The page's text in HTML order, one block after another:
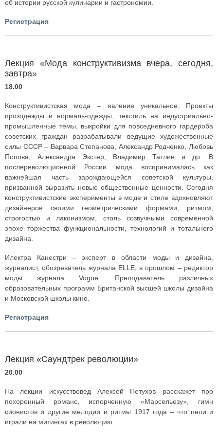
об истории русской кулинарии и гастрономии.
Регистрация
Лекция «Мода конструктивизма вчера, сегодня,
завтра»
18.00
Конструктивистская мода – явление уникальное. Проекты
прозодежды и нормаль-одежды, текстиль на индустриально-
промышленные темы, выкройки для повседневного гардероба
советских граждан разрабатывали ведущие художественные
силы СССР – Варвара Степанова, Александр Родченко, Любовь
Попова, Александра Экстер, Владимир Татлин и др. В
послереволюционной России мода воспринималась как
важнейшая часть зарождающейся советской культуры,
призванной выразить новые общественные ценности. Сегодня
конструктивистские эксперименты в моде и стиле вдохновляют
дизайнеров своими геометрическими формами, ритмом,
строгостью и лаконизмом, столь созвучными современной
эпохе торжества функциональности, технологий и тотального
дизайна.
Илектра Канестри – эксперт в области моды и дизайна,
журналист, обозреватель журнала ELLE, в прошлом – редактор
моды журнала Vogue. Преподаватель различных
образовательных программ Британской высшей школы дизайна
и Московской школы кино.
Регистрация
Лекция «Саундтрек революции»
20.00
На лекции искусствовед Алексей Петухов расскажет про
похоронный романс, испорченную «Марсельезу», гимн
сионистов и другие мелодии и ритмы 1917 года – что пели и
играли на митингах в революцию.